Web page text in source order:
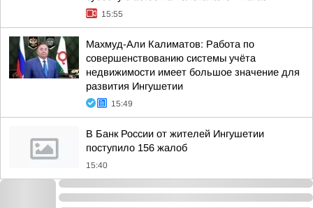
15:55
Махмуд-Али Калиматов: Работа по
совершенствованию системы учёта
недвижимости имеет большое значение для
развития Ингушетии
15:49
В Банк России от жителей Ингушетии
поступило 156 жалоб
15:40